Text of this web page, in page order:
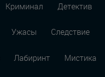
Криминал Детектив
Ужасы Следствие
Лабиринт Мистика